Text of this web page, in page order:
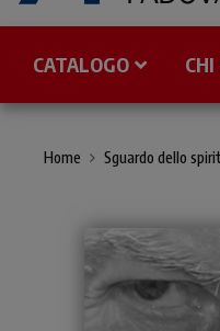
CATALOGO
Home Sguardo dello